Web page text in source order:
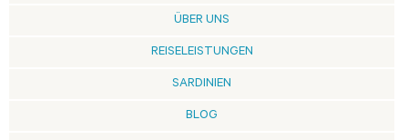
ÜBER UNS
REISELEISTUNGEN
SARDINIEN
BLOG